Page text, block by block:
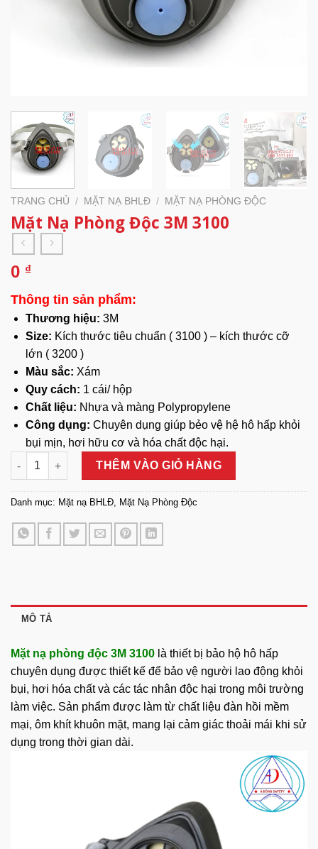
TRANG CHỦ / MẶT NẠ BHLĐ / MẶT NẠ PHÒNG ĐỘC
Mặt Nạ Phòng Độc 3M 3100
0 ₫
Thông tin sản phẩm:
Thương hiệu: 3M
Size: Kích thước tiêu chuẩn ( 3100 ) – kích thước cỡ
lớn ( 3200 )
Màu sắc: Xám
Quy cách: 1 cái/ hộp
Chất liệu: Nhựa và màng Polypropylene
Công dụng: Chuyên dụng giúp bẻo vệ hệ hô hấp khỏi
bụi mịn, hơi hữu cơ và hóa chất độc hại.
Mặt Nạ Phòng Độc 3M 3100 số lượng
THÊM VÀO GIỎ HÀNG
Danh mục: Mặt nạ BHLĐ, Mặt Nạ Phòng Độc
MÔ TẢ
Mặt nạ phòng độc 3M 3100 là thiết bị bảo hộ hô hấp
chuyên dụng được thiết kế để bảo vệ người lao động khỏi
bụi, hơi hóa chất và các tác nhân độc hại trong môi trường
làm việc. Sản phẩm được làm từ chất liệu đàn hồi mềm
mại, ôm khít khuôn mặt, mang lại cảm giác thoải mái khi sử
dụng trong thời gian dài.